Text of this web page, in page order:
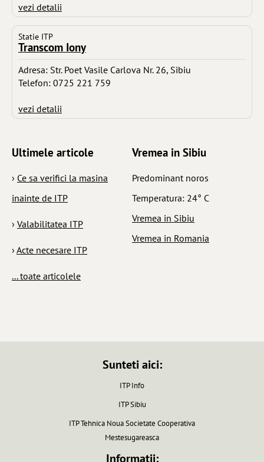
vezi detalii
Statie ITP
Transcom Iony
Adresa: Str. Poet Vasile Carlova Nr. 26, Sibiu
Telefon: 0725 221 759
vezi detalii
Ultimele articole
› Ce sa verifici la masina
inainte de ITP
› Valabilitatea ITP
› Acte necesare ITP
... toate articolele
Vremea in Sibiu
Predominant noros
Temperatura: 24° C
Vremea in Sibiu
Vremea in Romania
Sunteti aici:
ITP Info
ITP Sibiu
ITP Tehnica Noua Societate Cooperativa
Mestesugareasca
Informatii: